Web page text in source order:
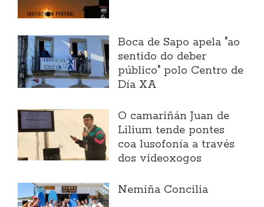
Boca de Sapo apela "ao
sentido do deber
público" polo Centro de
Día XA
O camariñán Juan de
Lilium tende pontes
coa lusofonía a través
dos videoxogos
Nemiña Concilia